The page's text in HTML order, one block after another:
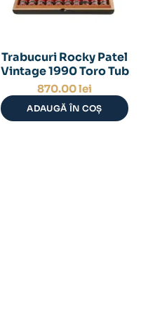
Trabucuri Rocky Patel
Vintage 1990 Toro Tub
870.00lei
ADAUGĂ ÎN COȘ